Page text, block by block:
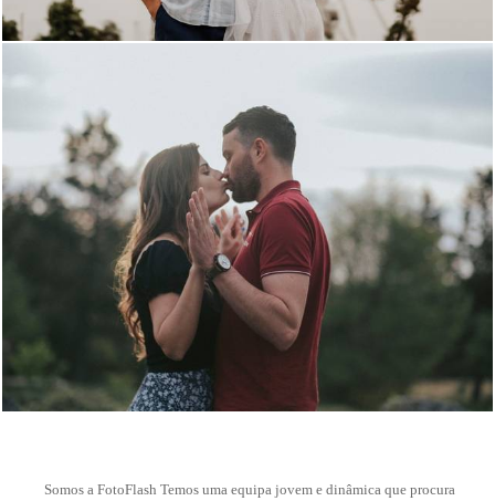
68
Somos a FotoFlash Temos uma equipa jovem e dinâmica que procura